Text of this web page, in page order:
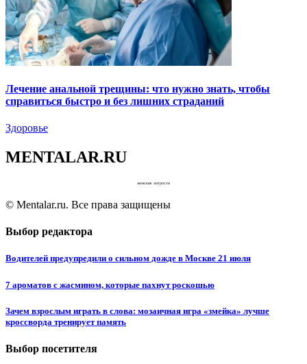
Лечение анальной трещины: что нужно знать, чтобы
справиться быстро и без лишних страданий
Здоровье
MENTALAR.RU
женские хитрости
© Mentalar.ru. Все права защищены
Выбор редактора
Водителей предупредили о сильном дожде в Москве 21 июля
7 ароматов с жасмином, которые пахнут роскошью
Зачем взрослым играть в слова: мозаичная игра «змейка» лучше
кроссворда тренирует память
Выбор посетителя